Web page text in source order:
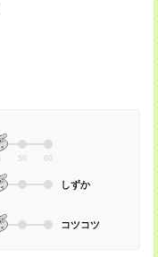
50 60
しずか
コツコツ